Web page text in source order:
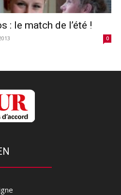
: le match de l’été !
0